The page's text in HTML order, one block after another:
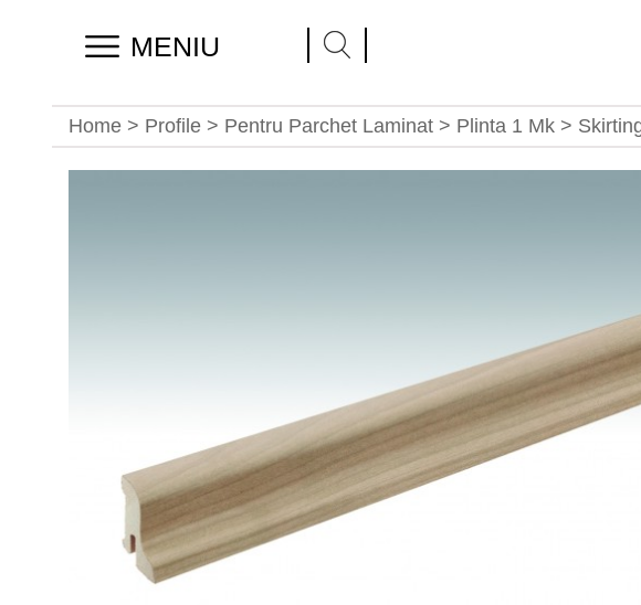
MENIU
Home > Profile > Pentru Parchet Laminat > Plinta 1 Mk >